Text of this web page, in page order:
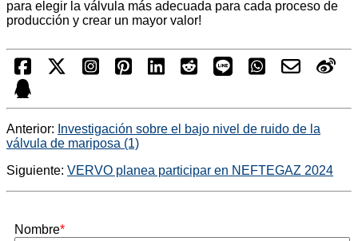
para elegir la válvula más adecuada para cada proceso de
producción y crear un mayor valor!
Anterior: Investigación sobre el bajo nivel de ruido de la
válvula de mariposa (1)
Siguiente: VERVO planea participar en NEFTEGAZ 2024
Nombre*